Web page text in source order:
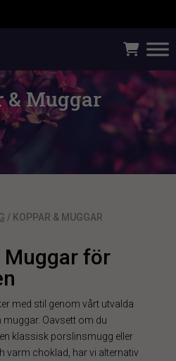
& Muggar
/ KOPPAR & MUGGAR
Muggar för
med stil genom vårt utvalda
Oavsett om du
klassisk porslinsmugg eller
varm choklad, har vi alternativ